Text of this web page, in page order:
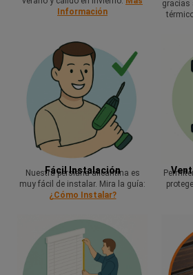
Información
gracias
Fácil Instalación
Nuestra persiana alicantina es
muy fácil de instalar. Mira la guía:
¿Cómo Instalar?